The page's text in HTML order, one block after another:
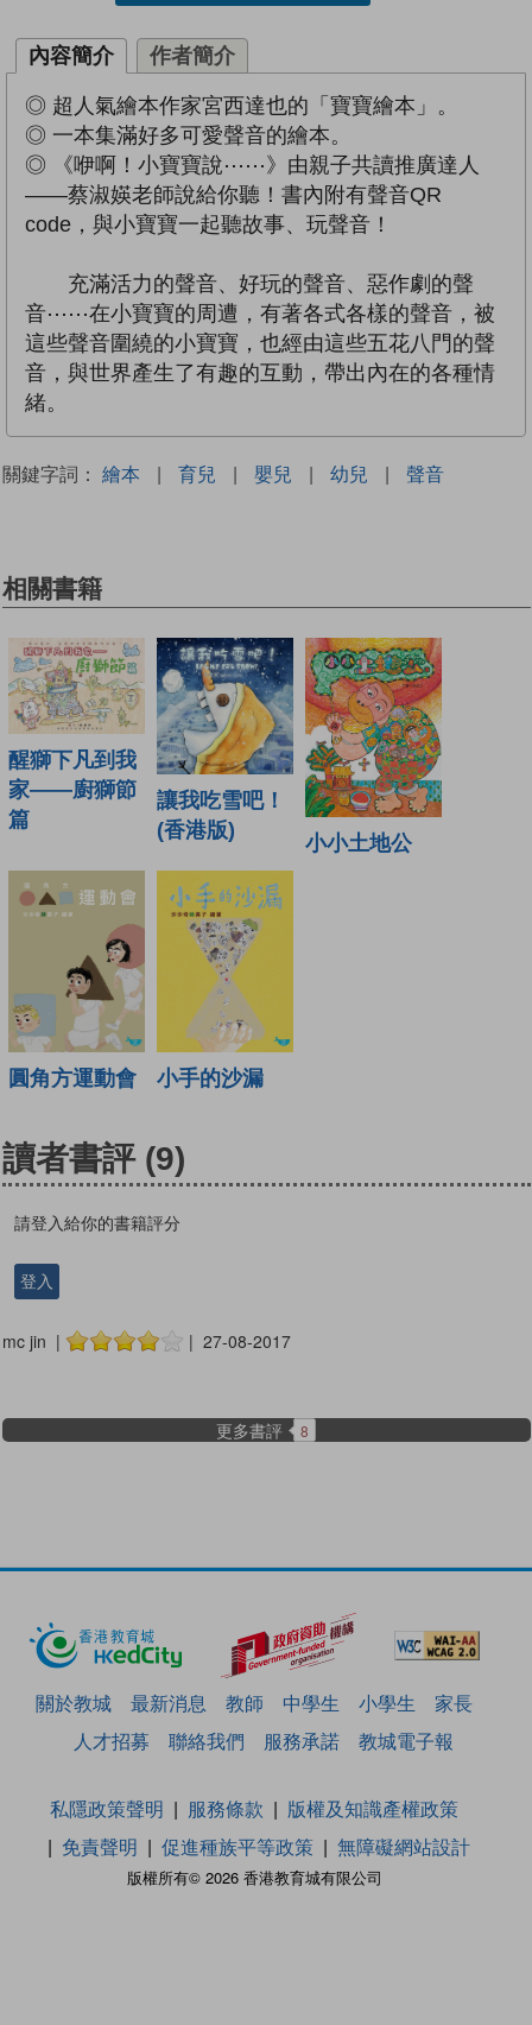
內容簡介 作者簡介
◎ 超人氣繪本作家宮西達也的「寶寶繪本」。
◎ 一本集滿好多可愛聲音的繪本。
◎ 《咿啊！小寶寶說⋯⋯》由親子共讀推廣達人
——蔡淑媖老師說給你聽！書內附有聲音QR
code，與小寶寶一起聽故事、玩聲音！
充滿活力的聲音、好玩的聲音、惡作劇的聲
音⋯⋯在小寶寶的周遭，有著各式各樣的聲音，被
這些聲音圍繞的小寶寶，也經由這些五花八門的聲
音，與世界產生了有趣的互動，帶出內在的各種情
緒。
關鍵字詞： 繪本 | 育兒 | 嬰兒 | 幼兒 | 聲音
相關書籍
醒獅下凡到我
家——廚獅節
篇
讓我吃雪吧！
(香港版)
小小土地公
圓角方運動會 小手的沙漏
讀者書評 (9)
請登入給你的書籍評分
登入
mc jin | | 27-08-2017
更多書評 8
關於教城 最新消息 教師 中學生 小學生
家長
人才招募
聯絡我們 服務承諾 教城電子報
版權所有© 2026 香港教育城有限公司
私隱政策聲明 服務條款
版權及知識產權政策
免責聲明
促進種族平等政策 無障礙網站設計